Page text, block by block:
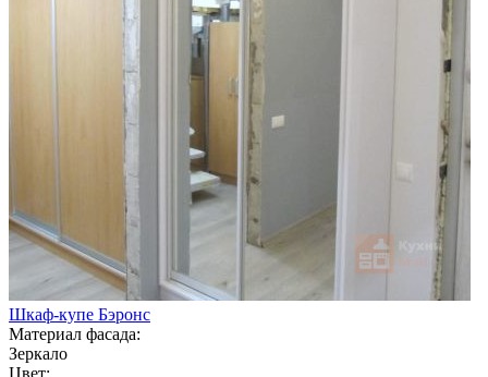
Шкаф-купе Бэронс
Материал фасада:
Зеркало
Цвет: